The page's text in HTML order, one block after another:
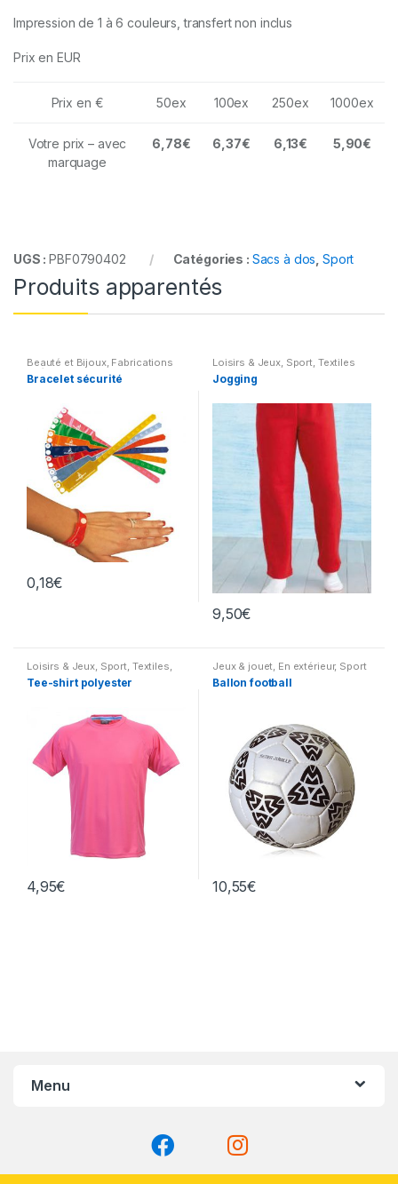
Impression de 1 à 6 couleurs, transfert non inclus
Prix en EUR
Prix en € 50ex 100ex 250ex 1000ex
Votre prix – avec
marquage
6,78€ 6,37€ 6,13€ 5,90€
UGS :PBF0790402 Catégories : Sacs à dos ,Sport
Produits apparentés
Beauté et Bijoux, Fabrications
spéciales Sport
Bracelet sécurité
0,18€
Loisirs & Jeux, Sport, Textiles
Jogging
9,50€
Loisirs & Jeux, Sport, Textiles,
Tee-shirts & Hauts divers
Tee-shirt polyester
4,95€
Jeux & jouet, En extérieur, Sport
Ballon football
10,55€
Menu